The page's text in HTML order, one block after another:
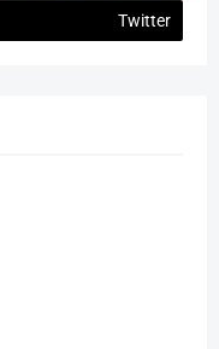
Twitter